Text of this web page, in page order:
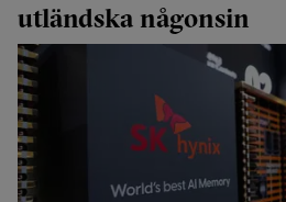
utländska någonsin